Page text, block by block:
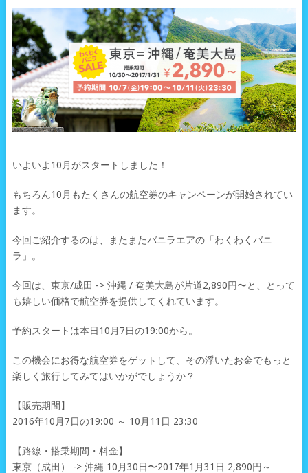
いよいよ10月がスタートしました！
もちろん10月もたくさんの航空券のキャンペーンが開始されてい
ます。
今回ご紹介するのは、またまたバニラエアの「わくわくバニ
ラ」。
今回は、東京/成田 -> 沖縄 / 奄美大島が片道2,890円〜と、とって
も嬉しい価格で航空券を提供してくれています。
予約スタートは本日10月7日の19:00から。
この機会にお得な航空券をゲットして、その浮いたお金でもっと
楽しく旅行してみてはいかがでしょうか？
【販売期間】
2016年10月7日の19:00 ～ 10月11日 23:30
【路線・搭乗期間・料金】
東京（成田） -> 沖縄 10月30日〜2017年1月31日 2,890円～